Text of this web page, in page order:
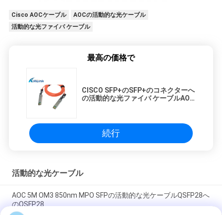
Cisco AOCケーブル
AOCの活動的な光ケーブル
活動的な光ファイバ ケーブル
最高の価格で
CISCO SFP+のSFP+のコネクターへ
の活動的な光ファイバ ケーブルAOC
続行
活動的な光ケーブル
AOC 5M OM3 850nm MPO SFPの活動的な光ケーブルQSFP28へ
のQSFP28